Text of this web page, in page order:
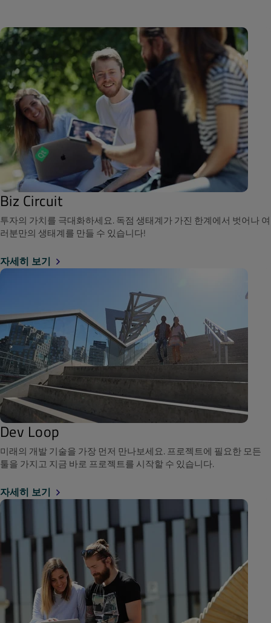
Biz Circuit
투자의 가치를 극대화하세요. 독점 생태계가 가진 한계에서 벗어나 여
러분만의 생태계를 만들 수 있습니다!
자세히 보기
Dev Loop
미래의 개발 기술을 가장 먼저 만나보세요. 프로젝트에 필요한 모든
툴을 가지고 지금 바로 프로젝트를 시작할 수 있습니다.
자세히 보기